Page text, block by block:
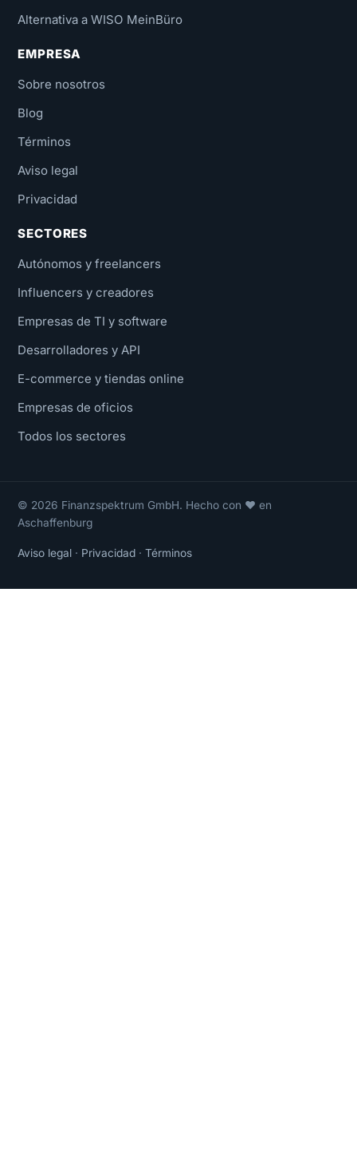
Alternativa a WISO MeinBüro
EMPRESA
Sobre nosotros
Blog
Términos
Aviso legal
Privacidad
SECTORES
Autónomos y freelancers
Influencers y creadores
Empresas de TI y software
Desarrolladores y API
E-commerce y tiendas online
Empresas de oficios
Todos los sectores
© 2026 Finanzspektrum GmbH. Hecho con ❤ en
Aschaffenburg
Aviso legal · Privacidad · Términos